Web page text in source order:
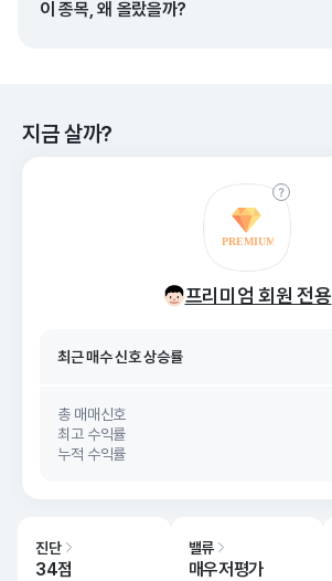
이 종목, 왜 올랐을까?
지금 살까?
프리미엄 회원 전용
26. 08/08
최근 매수 신호 상승률
최근 매수 신호
총 매매신호
최고 수익률
누적 수익률
진단
34점
밸류
매우저평가